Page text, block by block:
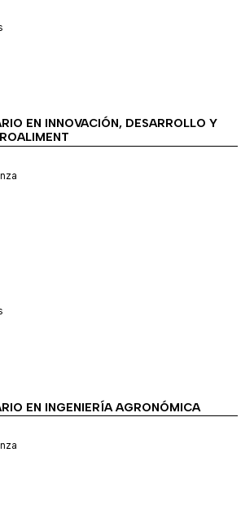
EN INNOVACIÓN, DESARROLLO Y
EN INGENIERÍA AGRONÓMICA